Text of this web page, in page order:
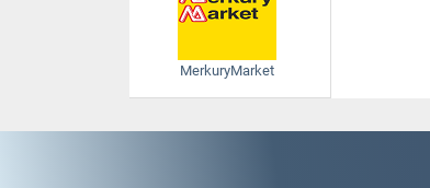
MerkuryMarket